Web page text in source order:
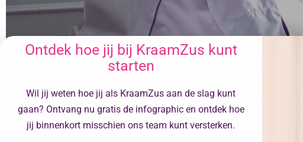
Ontdek hoe jij bij KraamZus kunt
starten
Wil jij weten hoe jij als KraamZus aan de slag kunt
gaan? Ontvang nu gratis de infographic en ontdek hoe
jij binnenkort misschien ons team kunt versterken.